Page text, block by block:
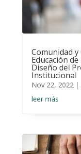
Comunidad y
Educación
Diseño del
Institucional
Nov 22, 2022|
leer más